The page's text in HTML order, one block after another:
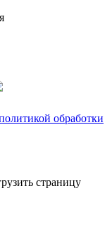
обработки
страницу